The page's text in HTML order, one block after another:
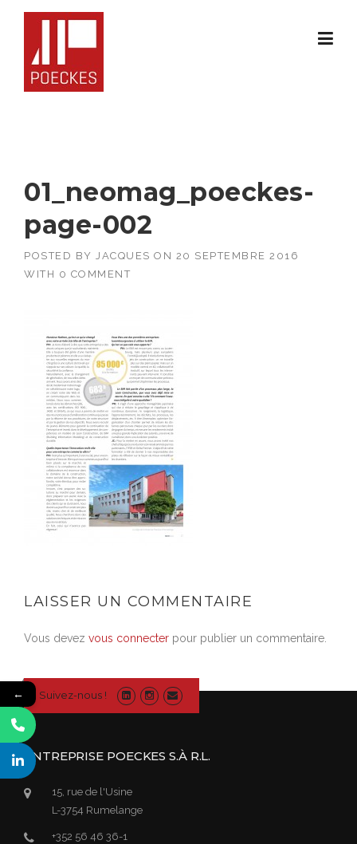
01_neomag_poeckes-
page-002
POSTED BY JACQUES ON 20 SEPTEMBRE 2016
WITH 0 COMMENT
LAISSER UN COMMENTAIRE
Vous devez vous connecter pour publier un commentaire.
Suivez-nous !
ENTREPRISE POECKES S.À R.L.
15, rue de l'Usine
L-3754 Rumelange
+352 56 46 36-1
←